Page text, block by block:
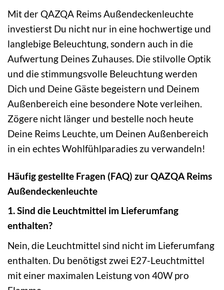
Mit der QAZQA Reims Außendeckenleuchte
investierst Du nicht nur in eine hochwertige und
langlebige Beleuchtung, sondern auch in die
Aufwertung Deines Zuhauses. Die stilvolle Optik
und die stimmungsvolle Beleuchtung werden
Dich und Deine Gäste begeistern und Deinem
Außenbereich eine besondere Note verleihen.
Zögere nicht länger und bestelle noch heute
Deine Reims Leuchte, um Deinen Außenbereich
in ein echtes Wohlfühlparadies zu verwandeln!
Häufig gestellte Fragen (FAQ) zur QAZQA Reims
Außendeckenleuchte
1. Sind die Leuchtmittel im Lieferumfang
enthalten?
Nein, die Leuchtmittel sind nicht im Lieferumfang
enthalten. Du benötigst zwei E27-Leuchtmittel
mit einer maximalen Leistung von 40W pro